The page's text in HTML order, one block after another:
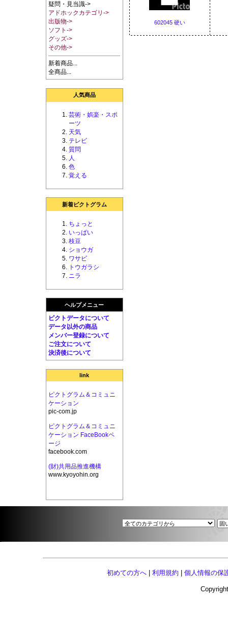
疑問・見当識->
アドホックカテゴリ->
出版物->
ソフト->
グッズ->
その他->
新着商品...
全商品...
人気商品
芸術・娯楽・スポ
ーツ
天気
テレビ
質問
人
色
覚える
新着ピクトグラム
ちょっと
いっぱい
枝豆
ショウガ
ワサビ
トウガラシ
ニラ
ヘルプメニュー
ピクトデータについて
データ以外の商品
メンバー登録について
ご注文について
決済後について
link
ピクトグラム＆コミュニ
ケーション
pic-com.jp
ピクトグラム＆コミュニ
ケーション FaceBookペ
ージ
facebook.com
(財)共用品推進機構
www.kyoyohin.org
602045 硬い
初めての方へ 利用規約 個人情報の保